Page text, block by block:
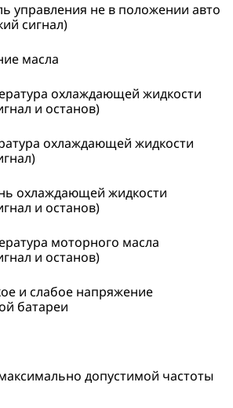
управления не в положении авто
сигнал)
масла
охлаждающей жидкости
и останов)
охлаждающей жидкости
охлаждающей жидкости
и останов)
моторного масла
и останов)
и слабое напряжение
батареи
допустимой частоты